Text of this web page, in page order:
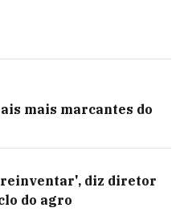
mais marcantes do
diz diretor
do agro